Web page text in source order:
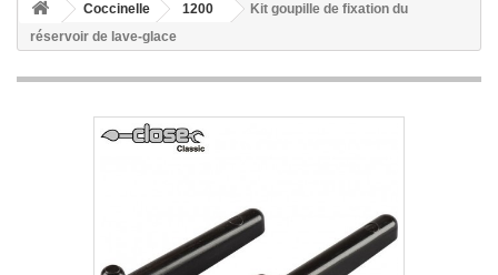
Coccinelle 1200
Kit goupille de fixation du
réservoir de lave-glace